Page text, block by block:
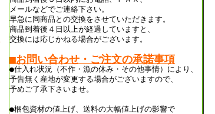
メールなどでご連絡下さい。
早急に同商品との交換をさせていただきます。
商品到着後４日以上が経過していますと、
交換には応じかねる場合がございます。
■お問い合わせ・ご注文の承諾事項
●仕入れ状況（不作・漁の休み・その他事情）により、
予告無く産地が変更する場合がございますので、
予めご了承下さいませ。
●梱包資材の値上げ、送料の大幅値上げの影響で